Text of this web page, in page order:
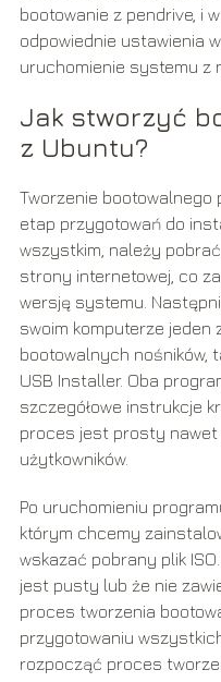
bootowanie z pendrive, i
odpowiednie ustawienia
uruchomienie systemu z
Jak stworzyć
z Ubuntu?
Tworzenie bootowalnego
etap przygotowań do
wszystkim, należy
strony internetowej, co
wersję systemu.
swoim komputerze jeden
bootowalnych nośników,
USB Installer. Oba
szczegółowe instrukcje
proces jest prosty
użytkowników.
Po uruchomieniu
którym chcemy
wskazać pobrany plik
jest pusty lub że nie
proces tworzenia
przygotowaniu
rozpocząć proces